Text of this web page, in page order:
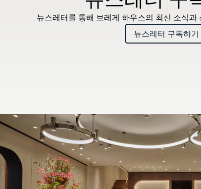
뉴스레터를 통해 브레게 하우스의 최신 소식과
뉴스레터 구독하기